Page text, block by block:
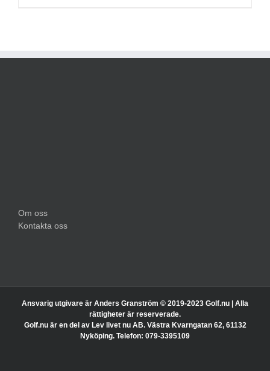
Om oss
Kontakta oss
Ansvarig utgivare är Anders Granström © 2019-2023 Golf.nu | Alla
rättigheter är reserverade.
Golf.nu är en del av Lev livet nu AB. Västra Kvarngatan 62, 61132
Nyköping. Telefon: 079-3395109